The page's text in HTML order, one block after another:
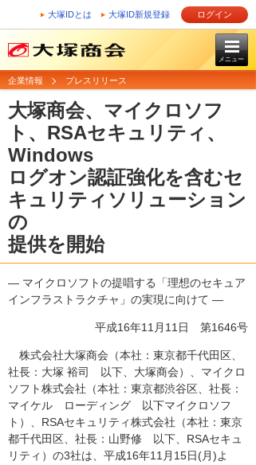
大塚IDとは 大塚ID新規登録 ログイン
メニュー
企業情報 プレスリリース
大塚商会、マイクロソフ
ト、RSAセキュリティ、
Windows
ログオン認証強化を含むセ
キュリティソリューション
の
提供を開始
― マイクロソフトの提唱する「理想のセキュア
インフラストラクチャ」の実現に向けて ―
平成16年11月11日 第1646号
株式会社大塚商会（本社：東京都千代田区、
社長：大塚 裕司 以下、大塚商会）、マイクロ
ソフト株式会社（本社：東京都渋谷区、社長：
マイケル ローディング 以下マイクロソフ
ト）、RSAセキュリティ株式会社（本社：東京
都千代田区、社長：山野修 以下、RSAセキュ
リティ）の3社は、平成16年11月15日(月)よ